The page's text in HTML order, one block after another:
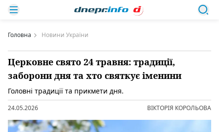
Головна Новини України
Церковне свято 24 травня: традиції,
заборони дня та хто святкує іменини
Головні традиції та прикмети дня.
24.05.2026 ВІКТОРІЯ КОРОЛЬОВА